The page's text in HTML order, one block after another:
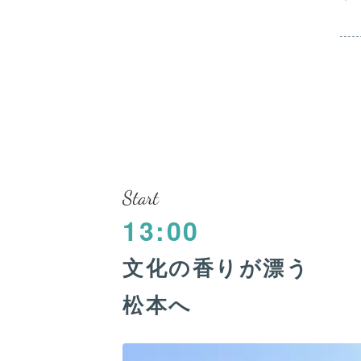
Start
13:00
文化の香りが漂う
松本へ